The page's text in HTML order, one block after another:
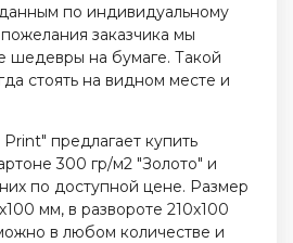
по индивидуальному
заказчика мы
шедевры на бумаге. Такой
стоять на видном месте и
предлагает купить
300 гр/м2 "Золото" и
них по доступной цене. Размер
мм, в развороте 210х100
в любом количестве и